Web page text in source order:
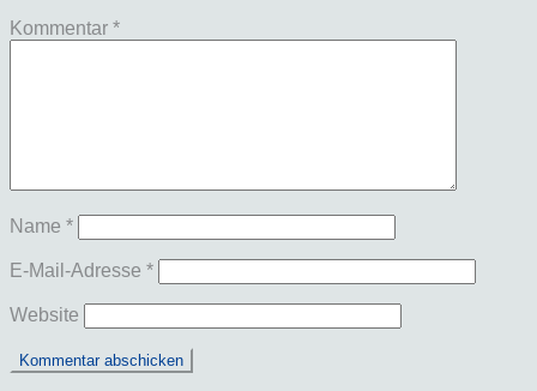
Kommentar *
Name *
E-Mail-Adresse *
Website